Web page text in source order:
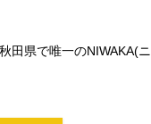
田県で唯一のNIWAKA(